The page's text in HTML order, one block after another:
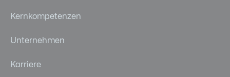
Kernkompetenzen
Unternehmen
Karriere